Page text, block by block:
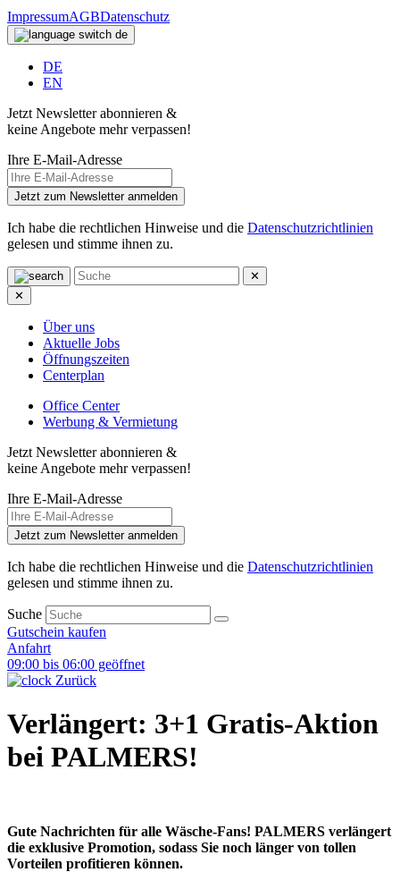
ImpressumAGBDatenschutz
de
DE
EN
Jetzt Newsletter abonnieren &
keine Angebote mehr verpassen!
Ihre E-Mail-Adresse
Jetzt zum Newsletter anmelden
Ich habe die rechtlichen Hinweise und die Datenschutzrichtlinien
gelesen und stimme ihnen zu.
✕
✕
Über uns
Aktuelle Jobs
Öffnungszeiten
Centerplan
Office Center
Werbung & Vermietung
Jetzt Newsletter abonnieren &
keine Angebote mehr verpassen!
Ihre E-Mail-Adresse
Jetzt zum Newsletter anmelden
Ich habe die rechtlichen Hinweise und die Datenschutzrichtlinien
gelesen und stimme ihnen zu.
Suche
Gutschein kaufen
Anfahrt
09:00 bis 06:00 geöffnet
Zurück
Verlängert: 3+1 Gratis-Aktion
bei PALMERS!
Gute Nachrichten für alle Wäsche-Fans! PALMERS verlängert
die exklusive Promotion, sodass Sie noch länger von tollen
Vorteilen profitieren können.